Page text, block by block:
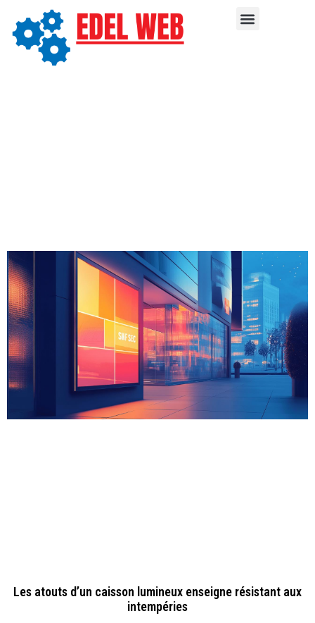
Les atouts d’un caisson lumineux enseigne résistant aux
intempéries